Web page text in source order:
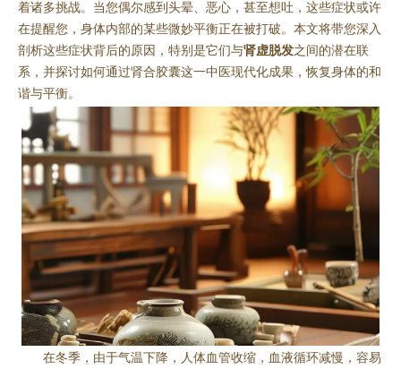
着诸多挑战。当您偶尔感到头晕、恶心，甚至想吐，这些症状或许
在提醒您，身体内部的某些微妙平衡正在被打破。本文将带您深入
剖析这些症状背后的原因，特别是它们与肾虚脱发之间的潜在联
系，并探讨如何通过肾合胶囊这一中医现代化成果，恢复身体的和
谐与平衡。
在冬季，由于气温下降，人体血管收缩，血液循环减慢，容易